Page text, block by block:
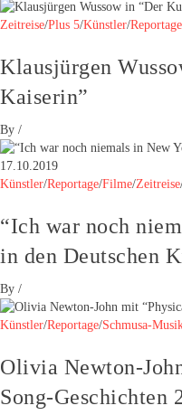
Zeitreise/Plus 5/Künstler/Reportage
Klausjürgen
Kaiserin”
By /
Künstler/Reportage/Filme/Zeitreise
“Ich war noch
in den Deutschen
By /
Künstler/Reportage/Schmusa-
Olivia Newton-
Song-Geschichten